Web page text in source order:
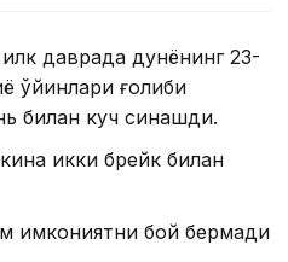
илк даврада дунёнинг 23-
ўйинлари ғолиби
билан куч синашди.
икки брейк билан
имкониятни бой бермади